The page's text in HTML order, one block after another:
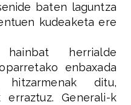
baten laguntza
kudeaketa ere
herrialde
enbaxada
ditu,
erraztuz. Generali-k